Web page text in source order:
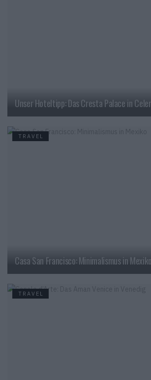
Unser Hoteltipp: Das Cresta Palace in
TRAVEL
Casa San Francisco: Minimalismus in Mexiko
TRAVEL